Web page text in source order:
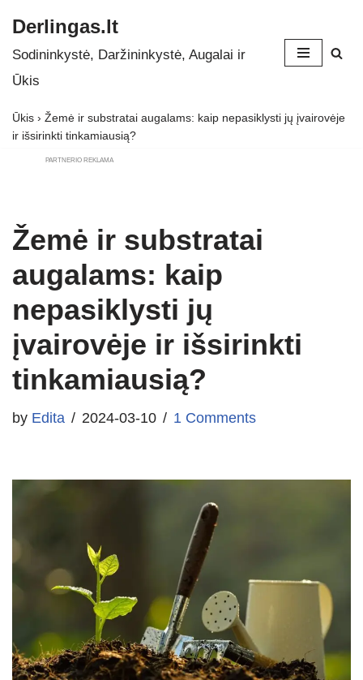
Skip
to
Derlingas.lt
Sodininkystė, Daržininkystė, Augalai ir
Ūkis
Ūkis › Žemė ir substratai augalams: kaip nepasiklysti jų įvairovėje
ir išsirinkti tinkamiausią?
PARTNERIO REKLAMA
Žemė ir substratai
augalams: kaip
nepasiklysti jų
įvairovėje ir išsirinkti
tinkamiausią?
by Edita 2024-03-10 1 Comments